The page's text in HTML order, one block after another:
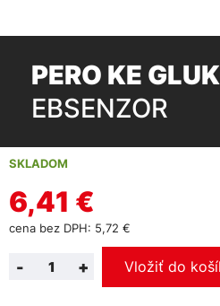
PERO KE
EBSENZOR
SKLADOM
6,41 €
cena bez DPH: 5,72 €
+
- Vložiť do